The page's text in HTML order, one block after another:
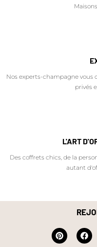
Nos experts-champagne vous
privés
L'ART
Des coffrets chics, de la
autant